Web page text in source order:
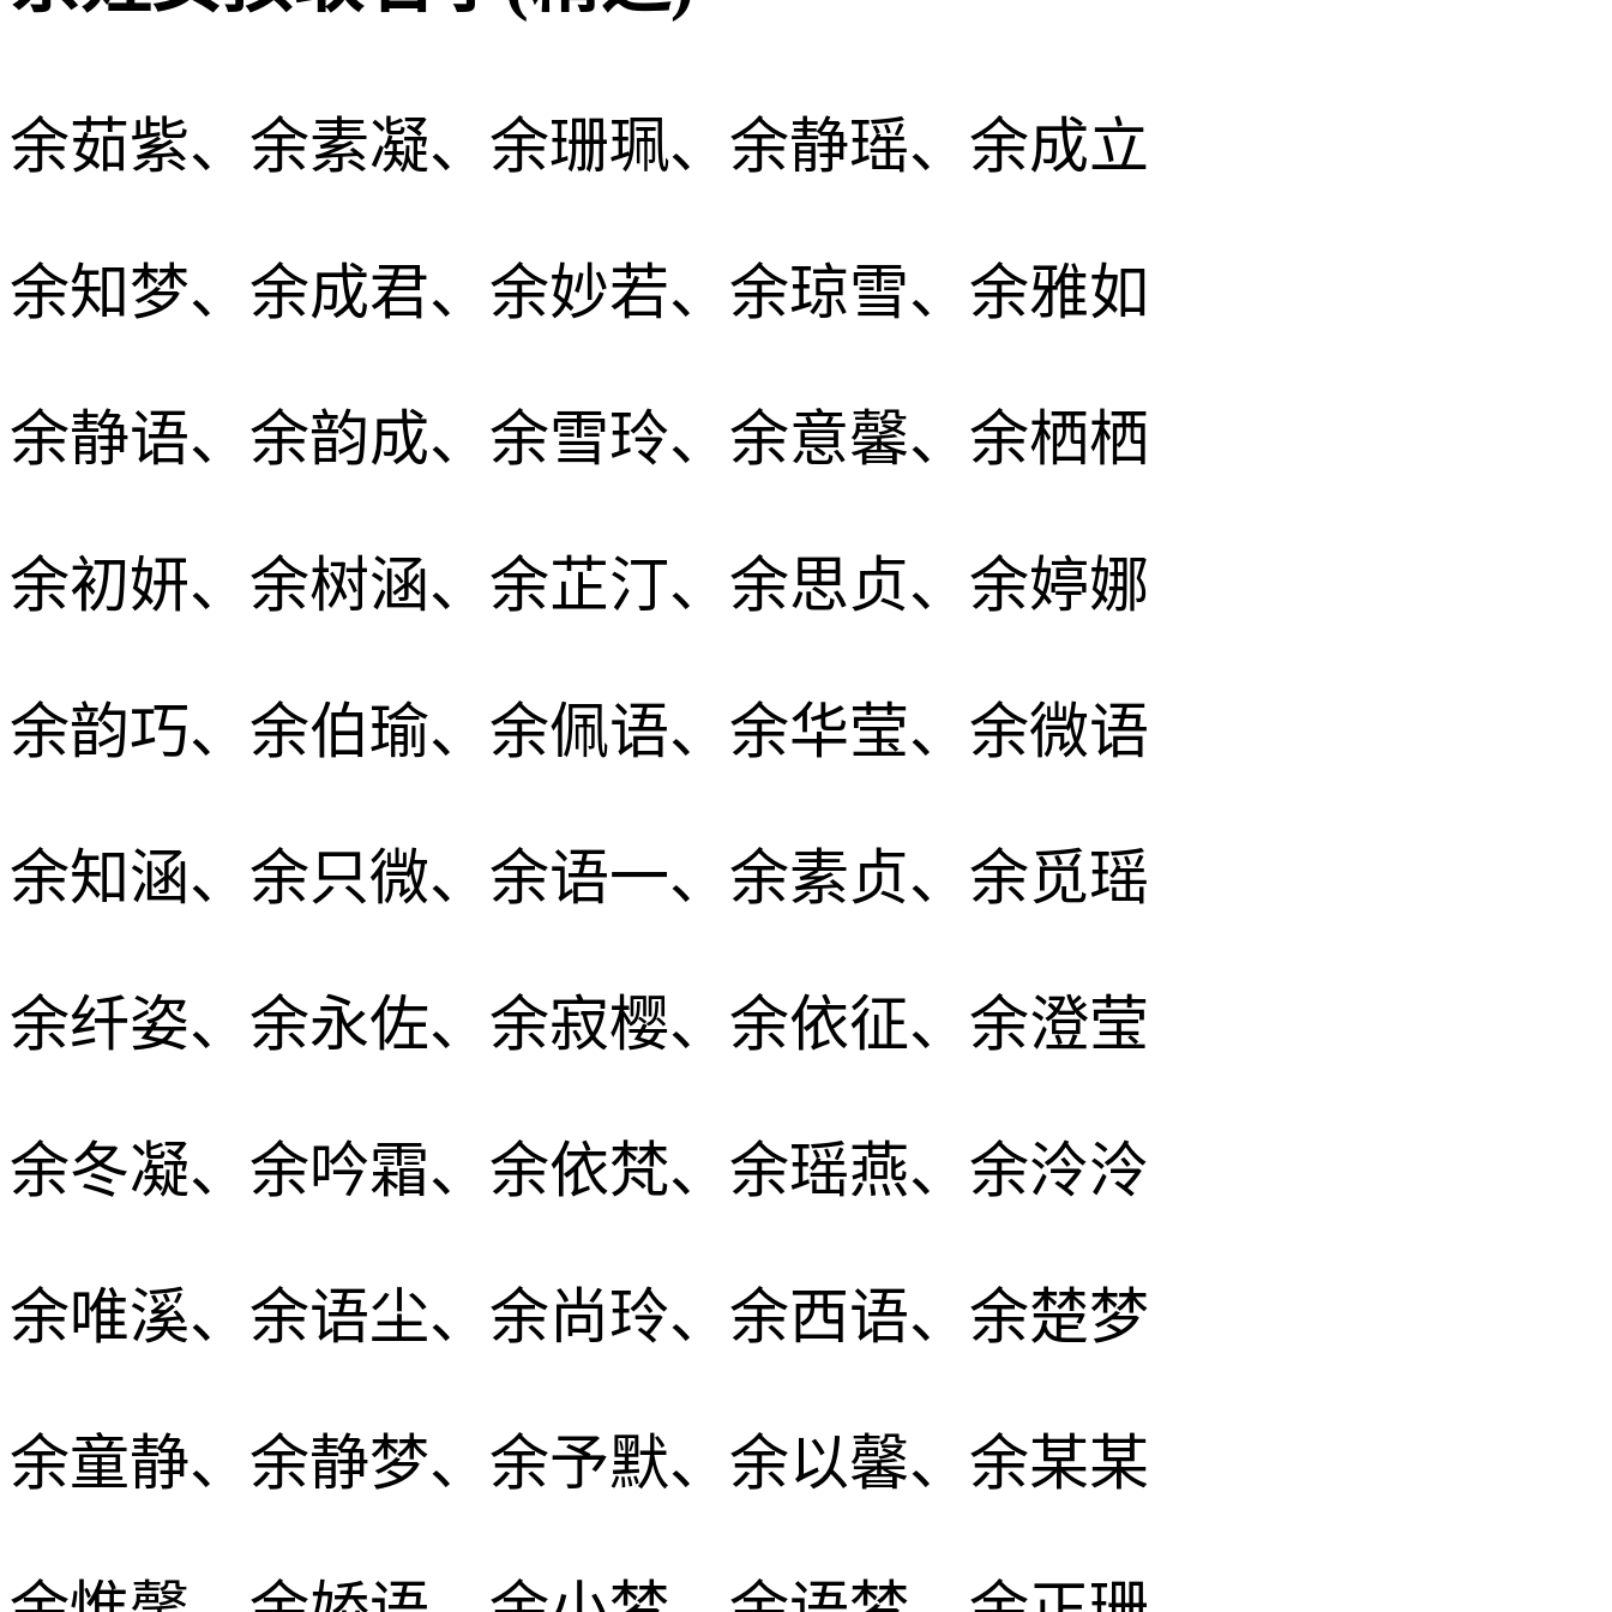
余茹紫、余素凝、余珊珮、余静瑶、余成立
余知梦、余成君、余妙若、余琼雪、余雅如
余静语、余韵成、余雪玲、余意馨、余栖栖
余初妍、余树涵、余芷汀、余思贞、余婷娜
余韵巧、余伯瑜、余佩语、余华莹、余微语
余知涵、余只微、余语一、余素贞、余觅瑶
余纤姿、余永佐、余寂樱、余依征、余澄莹
余冬凝、余吟霜、余依梵、余瑶燕、余泠泠
余唯溪、余语尘、余尚玲、余西语、余楚梦
余童静、余静梦、余予默、余以馨、余某某